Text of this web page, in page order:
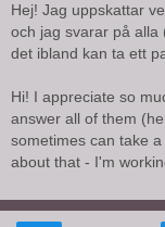
Hej! Jag uppskattar
och jag svarar på alla
det ibland kan ta ett
Hi! I appreciate so
answer all of them
sometimes can take
about that - I'm